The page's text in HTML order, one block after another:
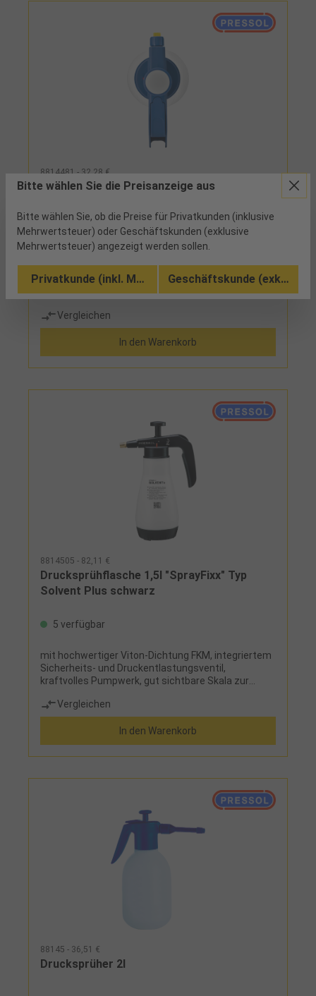
8814481 - 32,28 €
Drucksprühflasche 1l "SprayFixx" Typ
1 begrenzte Menge verfügbar
mit hochwertiger Viton-Dichtung FKM, manueller
Druckaufbau, Sicherheitsventil, kraftvolles
Pumpwerk, ergonomischer Handgriff Einsatz:
Korrosionsschutz, Imprägnierung, Kontaktspray,
Schalöl, Wasser
Vergleichen
In den Warenkorb
8814505 - 82,11 €
Drucksprühflasche 1,5l "SprayFixx" Typ
Solvent Plus schwarz
5 verfügbar
mit hochwertiger Viton-Dichtung FKM, integriertem
Sicherheits- und Druckentlastungsventil,
kraftvolles Pumpwerk, gut sichtbare Skala zur
Pumpenkopf zur eindeutigen Medienzuordnung,
ergonomischer HandgriffEinsatz: Aceton,
Montagereiniger, dünnflüssige Mineraltöle,
Kaltreiniger, Verdünnung, Silikonentferner,
Isopropylalkohol
Vergleichen
In den Warenkorb
88145 - 36,51 €
Drucksprüher 2l
Bitte wählen Sie die Preisanzeige aus
Bitte wählen Sie, ob die Preise für Privatkunden (inklusive
Mehrwertsteuer) oder Geschäftskunden (exklusive
Mehrwertsteuer) angezeigt werden sollen.
Privatkunde (inkl. MwSt.) Geschäftskunde (exkl.